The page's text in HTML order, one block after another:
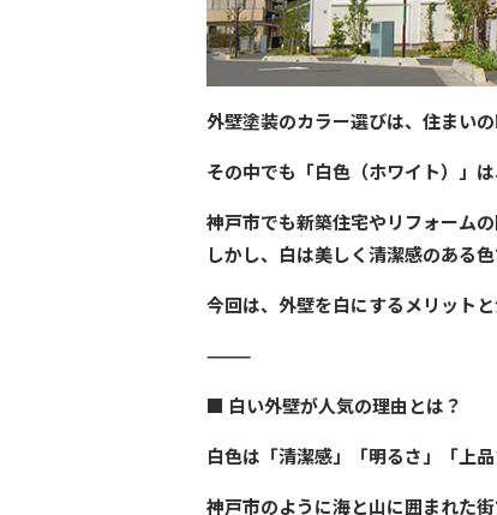
外壁塗装のカラー選びは、住まい
その中でも「白色（ホワイト）」
神戸市でも新築住宅やリフォーム
しかし、白は美しく清潔感のある
今回は、外壁を白にするメリット
⸻
■ 白い外壁が人気の理由とは？
白色は「清潔感」「明るさ」「上品
神戸市のように海と山に囲まれた